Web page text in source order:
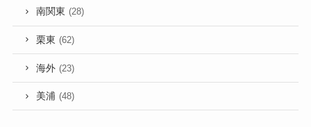
南関東 (28)
栗東 (62)
海外 (23)
美浦 (48)